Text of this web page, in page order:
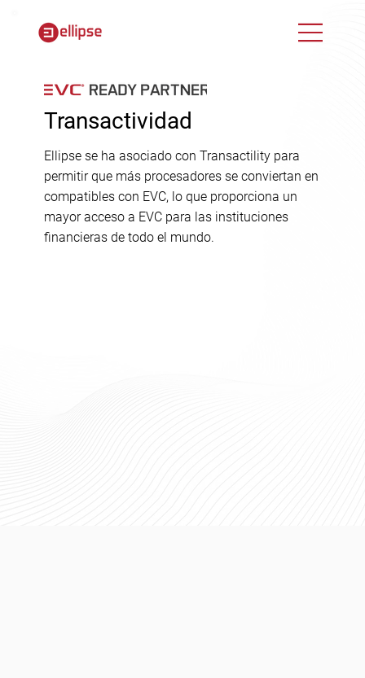
Transactividad
Ellipse se ha asociado con Transactility para
permitir que más procesadores se conviertan en
compatibles con EVC, lo que proporciona un
mayor acceso a EVC para las instituciones
financieras de todo el mundo.